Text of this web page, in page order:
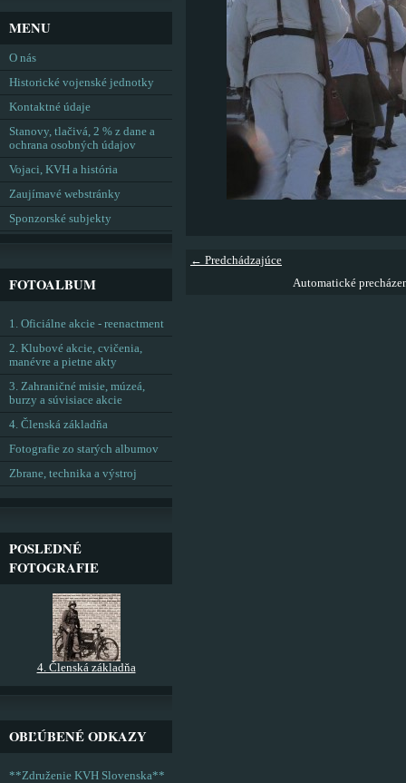
← Predchádzajúce
Automatické
MENU
O nás
Historické vojenské jednotky
Kontaktné údaje
Stanovy, tlačivá, 2 % z dane a
ochrana osobných údajov
Vojaci, KVH a história
Zaujímavé webstránky
Sponzorské subjekty
FOTOALBUM
1. Oficiálne akcie - reenactment
2. Klubové akcie, cvičenia,
manévre a pietne akty
3. Zahraničné misie, múzeá,
burzy a súvisiace akcie
4. Členská základňa
Fotografie zo starých albumov
Zbrane, technika a výstroj
POSLEDNÉ
FOTOGRAFIE
4. Členská základňa
OBĽÚBENÉ ODKAZY
**Združenie KVH Slovenska**